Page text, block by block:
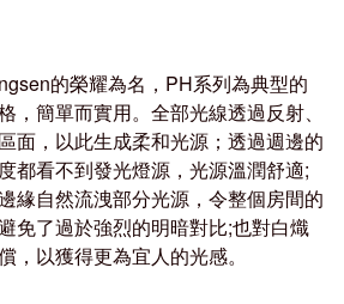
的榮耀為名， PH系列為典型的
，簡單而實用。全部光線透過反射、
面，以此生成柔和光源；透過週邊的
都看不到發光燈源，光源溫潤舒適;
緣自然流洩部分光源，令整個房間的
免了過於強烈的明暗對比;也對白熾
，以獲得更為宜人的光感。